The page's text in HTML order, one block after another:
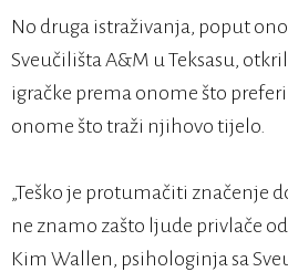
No druga istraživanja, poput
Sveučilišta A&M u Teksasu,
igračke prema onome što
onome što traži njihovo tijelo.
„Teško je protumačiti značenje
ne znamo zašto ljude privlače
Kim Wallen, psihologinja sa